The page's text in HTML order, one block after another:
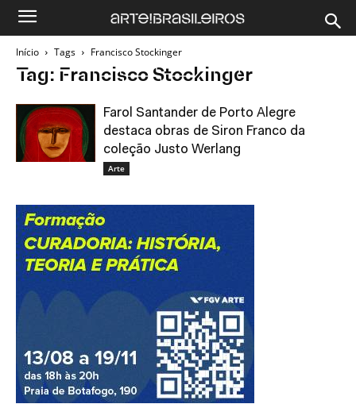
Início Tags Francisco Stockinger
Tag: Francisco Stockinger
Farol Santander de Porto Alegre
destaca obras de Siron Franco da
coleção Justo Werlang
Arte